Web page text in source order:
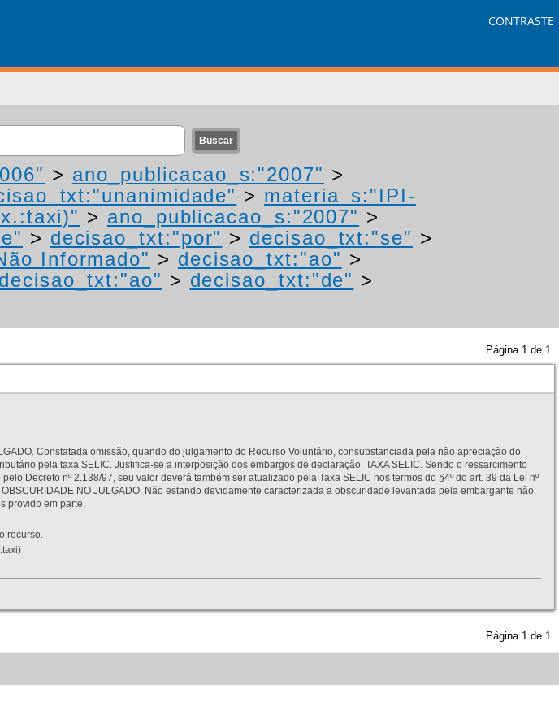
CONTRASTE
> ano_publicacao_s:"2007" >
> materia_s:"IPI-
> ano_publicacao_s:"2007" >
> decisao_txt:"por" > decisao_txt:"se" >
Informado" > decisao_txt:"ao" >
decisao_txt:"ao" > decisao_txt:"de" >
Página 1 de 1
Constatada omissão, quando do julgamento do Recurso Voluntário, consubstanciada pela não apreciação do
pela taxa SELIC. Justifica-se a interposição dos embargos de declaração. TAXA SELIC. Sendo o ressarcimento
Decreto nº 2.138/97, seu valor deverá também ser atualizado pela Taxa SELIC nos termos do §4º do art. 39 da Lei nº
NO JULGADO. Não estando devidamente caracterizada a obscuridade levantada pela embargante não
provido em parte.
recurso.
Página 1 de 1